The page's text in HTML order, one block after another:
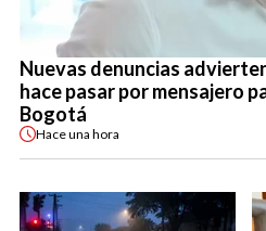
Nuevas denuncias
hace pasar por mensajero
Bogotá
Haceuna hora